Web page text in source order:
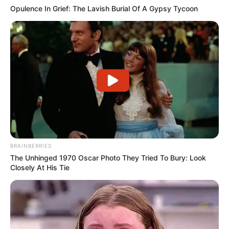
FTV
Teater Legenda Indonesia: Kutukan Ratu Pantai Selatan
Tulah Penjual Kikil Yang Dzalim
Biduan Organ Tunggal Yang Teraniaya
Cermin Kehidupan: Mengejar Takdir Untuk Ibu
Single
Main HP Melulu(2021)
Kurang Piknik (Pacar Temen)(2020)
Sebastian (Sebatas Teman Tanpa Kepastian)(2018)
Coblos Hatiku(2015)
Opulence In Grief: The Lavish Burial Of A Gypsy Tycoon
BRAINBERRIES
The Unhinged 1970 Oscar Photo They Tried To Bury: Look
Closely At His Tie